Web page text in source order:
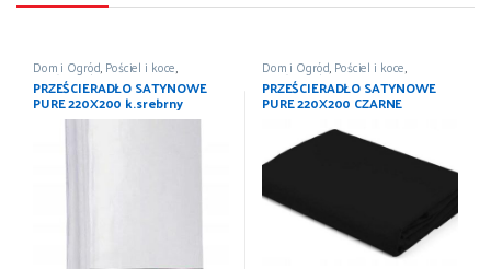
Dom i Ogród, Pościel i koce,
Prześcieradła,Wyposażenie
PRZEŚCIERADŁO SATYNOWE
PURE 220X200 k.srebrny
DETEXPOL
Dom i Ogród, Pościel i koce,
Prześcieradła,Wyposażenie
PRZEŚCIERADŁO SATYNOWE
PURE 220X200 CZARNE